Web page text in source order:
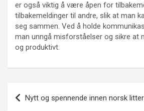
er også viktig å være åpen for
tilbakemeldinger til andre, slik at man
seg sammen. Ved å holde
man unngå misforståelser og sikre at
og produktivt.
Innleggsnavigasjon
Nytt og spennende innen norsk